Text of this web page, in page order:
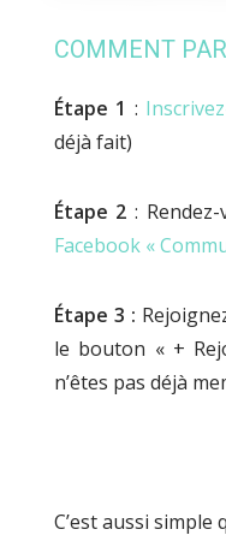
COMMENT
Étape 1 :
déjà fait)
Étape 2 :
Facebook «
Étape 3 :
le bouton « +
n’êtes pas déjà
C’est aussi simple